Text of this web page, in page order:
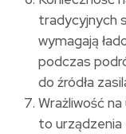
tradycyjnych
wymagają
podczas
do źródła
Wrażliwość
to